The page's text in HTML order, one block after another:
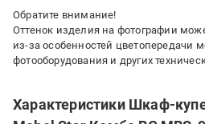
Обратите внимание!
Оттенок изделия на фотографии
из-за особенностей цветопередачи
фотооборудования и других
Характеристики Шкаф-